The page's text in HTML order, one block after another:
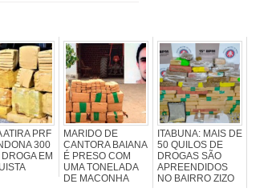
ATIRA PRF
300
EM
MARIDO DE
CANTORA BAIANA
É PRESO COM
UMA TONELADA
DE MACONHA
ITABUNA: MAIS DE
50 QUILOS DE
DROGAS SÃO
APREENDIDOS
NO BAIRRO ZIZO